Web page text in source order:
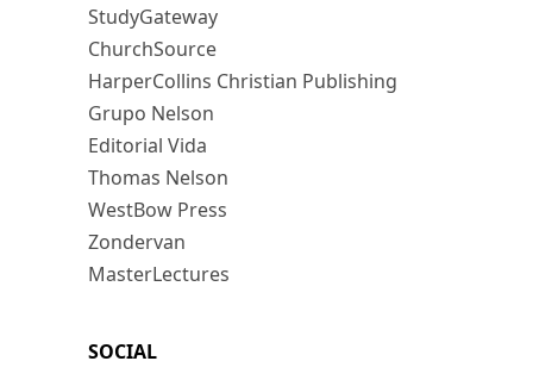
StudyGateway
ChurchSource
HarperCollins Christian Publishing
Grupo Nelson
Editorial Vida
Thomas Nelson
WestBow Press
Zondervan
MasterLectures
SOCIAL